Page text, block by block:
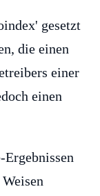
gesetzt
die einen
einer
einen
Ergebnissen